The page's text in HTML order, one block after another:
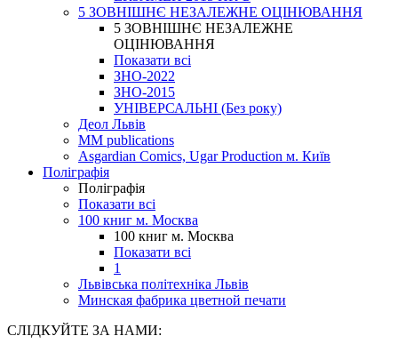
5 ЗОВНІШНЄ НЕЗАЛЕЖНЕ ОЦІНЮВАННЯ
5 ЗОВНІШНЄ НЕЗАЛЕЖНЕ
ОЦІНЮВАННЯ
Показати всі
ЗНО-2022
ЗНО-2015
УНІВЕРСАЛЬНІ (Без року)
Деол Львів
MM publications
Asgardian Comics, Ugar Production м. Київ
Поліграфія
Поліграфія
Показати всі
100 книг м. Москва
100 книг м. Москва
Показати всі
1
Львівська політехніка Львів
Минская фабрика цветной печати
СЛІДКУЙТЕ ЗА НАМИ: